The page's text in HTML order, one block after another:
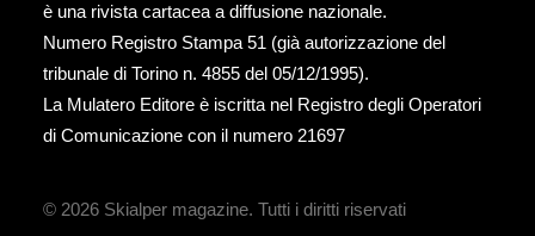
è una rivista cartacea a diffusione nazionale.
Numero Registro Stampa 51 (già autorizzazione del
tribunale di Torino n. 4855 del 05/12/1995).
La Mulatero Editore è iscritta nel Registro degli Operatori
di Comunicazione con il numero 21697
© 2026 Skialper magazine. Tutti i diritti riservati